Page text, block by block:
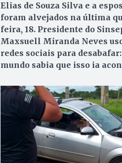
Elias de Souza Silva e a
foram alvejados na última
feira, 18. Presidente do
Maxsuell Miranda Neves
redes sociais para desabafar:
mundo sabia que isso ia